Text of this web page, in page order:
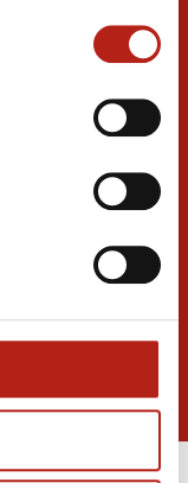
en
Inschrijven voor